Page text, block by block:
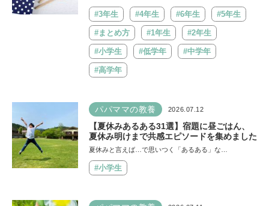
#3年生 #4年生 #6年生 #5年生
#まとめ方 #1年生 #2年生
#小学生 #低学年 #中学年
#高学年
パパママの教養 2026.07.12
【夏休みあるある31選】宿題に昼ごはん、
夏休み明けまで共感エピソードを集めました
夏休みと言えば…で思いつく「あるある」な…
#小学生